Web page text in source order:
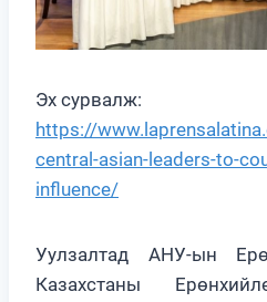
Эх сурвалж:
https://
central-asian-leaders-to-
influence/
Уулзалтад АНУ-ын
Казахстаны